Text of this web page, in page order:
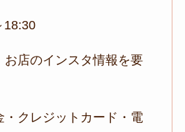
18:30
店のインスタ情報を要
・クレジットカード・電